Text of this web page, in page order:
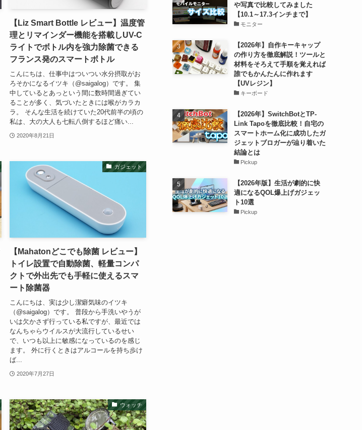
【Liz Smart Bottle レビュー】温度管
理とリマインダー機能を搭載しUV-C
ライトでボトル内を強力除菌できる
フランス発のスマートボトル
こんにちは、仕事中はついつい水分摂取がお
ろそかになるイツキ（@saigalog）です。 集
中しているとあっという間に数時間過ぎてい
ることが多く、気づいたときには喉がカラカ
ラ。 そんな生活を続けていた20代前半の頃の
私は、大の大人も七転八倒するほど痛い...
2020年8月21日
ガジェット
【Mahatonどこでも除菌 レビュー】
トイレ設置で自動除菌、軽量コンパ
クトで外出先でも手軽に使えるスマ
ート除菌器
こんにちは、実は少し潔癖気味のイツキ
（@saigalog）です。 普段から手洗いやうが
いは欠かさず行っている私ですが、最近では
なんちゃらウイルスが大流行しているせい
で、いつも以上に敏感になっているのを感じ
ます。 外に行くときはアルコールを持ち歩け
ば...
2020年7月27日
ウォッチ
や写真で比較してみました
【10.1～17.3インチまで】
モニター
【2026年】自作キーキャップ
の作り方を徹底解説！ツールと
材料をそろえて手順を覚えれば
誰でもかんたんに作れます
【UVレジン】
キーボード
【2026年】SwitchBotとTP-
Link Tapoを徹底比較！自宅の
スマートホーム化に成功したガ
ジェットブロガーが辿り着いた
結論とは
Pickup
【2026年版】生活が劇的に快
適になるQOL爆上げガジェッ
ト10選
Pickup